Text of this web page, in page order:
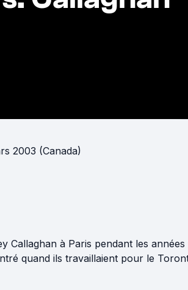
2003 (Canada)
Callaghan à Paris pendant les
quand ils travaillaient pour le